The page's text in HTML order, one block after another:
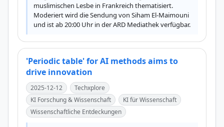
muslimischen Lesbe in Frankreich thematisiert.
Moderiert wird die Sendung von Siham El-Maimouni
und ist ab 20:00 Uhr in der ARD Mediathek verfügbar.
'Periodic table' for AI methods aims to
drive innovation
2025-12-12
Techxplore
KI Forschung & Wissenschaft
KI für Wissenschaft
Wissenschaftliche Entdeckungen